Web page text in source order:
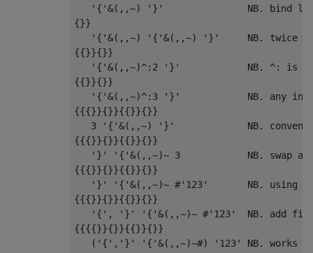
'{'&(,,~) '}'               NB. bind
{}}
   '{'&(,,~) '{'&(,,~) '}'     NB. twice
{{}}{}}
'{'&(,,~)^:2 '}'            NB. ^: is
{{}}{}}
'{'&(,,~)^:3 '}'            NB. any
{{{}}{}}{{}}{}}
3 '{'&(,,~) '}'             NB.
{{{}}{}}{{}}{}}
'}' '{'&(,,~)~ 3            NB. swap
{{{}}{}}{{}}{}}
'}' '{'&(,,~)~ #'123'       NB. using
{{{}}{}}{{}}{}}
'{', '}' '{'&(,,~)~ #'123'  NB. add
{{{{}}{}}{{}}{}}
('{','}' '{'&(,,~)~#) '123' NB. works